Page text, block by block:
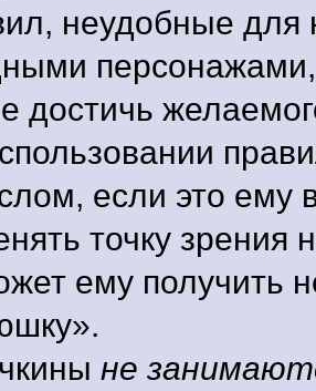
неудобные для
персонажами,
достичь
если это ему
точку зрения
ему получить
не